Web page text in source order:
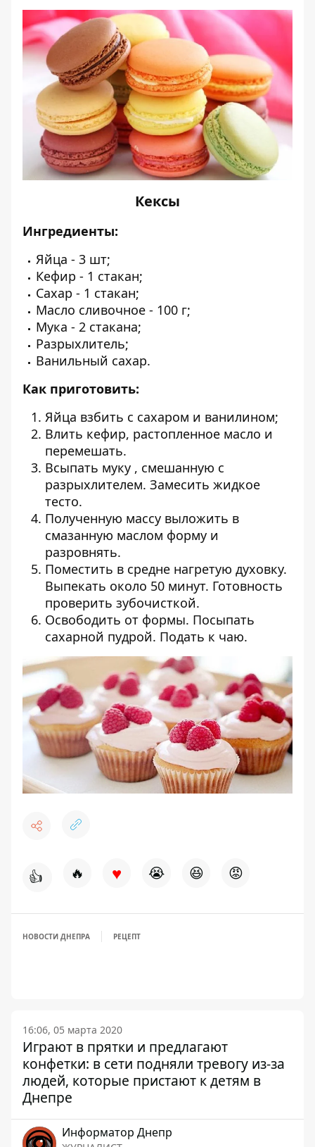
Кексы
Ингредиенты:
Яйца - 3 шт;
Кефир - 1 стакан;
Сахар - 1 стакан;
Масло сливочное - 100 г;
Мука - 2 стакана;
Разрыхлитель;
Ванильный сахар.
Как приготовить:
Яйца взбить с сахаром и ванилином;
Влить кефир, растопленное масло и
перемешать.
Всыпать муку , смешанную с
разрыхлителем. Замесить жидкое
тесто.
Полученную массу выложить в
смазанную маслом форму и
разровнять.
Поместить в средне нагретую духовку.
Выпекать около 50 минут. Готовность
проверить зубочисткой.
Освободить от формы. Посыпать
сахарной пудрой. Подать к чаю.
👍 🔥 ♥ 😭 😆 😡
НОВОСТИ ДНЕПРА РЕЦЕПТ
16:06, 05 марта 2020
Играют в прятки и предлагают
конфетки: в сети подняли тревогу из-за
людей, которые пристают к детям в
Днепре
Информатор Днепр